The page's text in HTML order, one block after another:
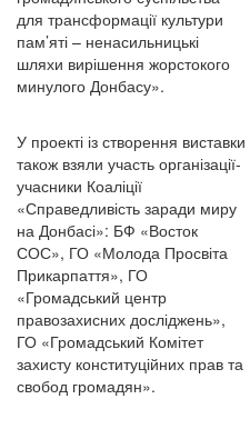
для трансформації культури
пам’яті – ненасильницькі
шляхи вирішення жорстокого
минулого Донбасу».
У проекті із створення виставки
також взяли участь організації-
учасники Коаліції
«Справедливість заради миру
на Донбасі»: БФ «Восток
СОС», ГО «Молода Просвіта
Прикарпаття», ГО
«Громадський центр
правозахисних досліджень»,
ГО «Громадський Комітет
захисту конституційних прав та
свобод громадян».